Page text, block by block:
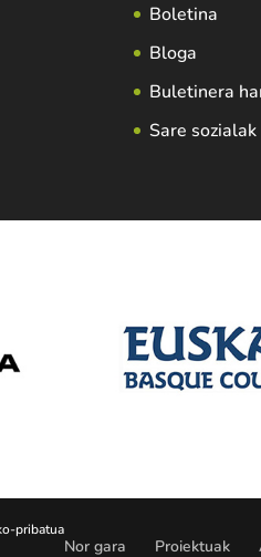
Boletina
Bloga
Buletinera
Sare sozialak
pribatua
Nor gara Proiektuak